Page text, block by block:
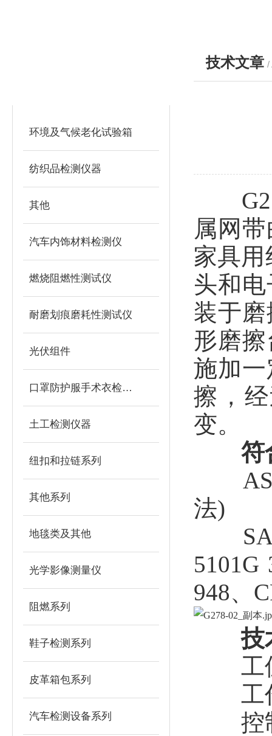
环境及气候老化试验箱
纺织品检测仪器
其他
汽车内饰材料检测仪
燃烧阻燃性测试仪
耐磨划痕磨耗性测试仪
光伏组件
口罩防护服手术衣检测设备
土工检测仪器
纽扣和拉链系列
其他系列
地毯类及其他
光学影像测量仪
阻燃系列
鞋子检测系列
皮革箱包系列
汽车检测设备系列
技术文章 /
属网
家具
头和
装于
形磨
施加
擦，
变。
符
法)
SAE
5101G
948、
技
工
工作
控制